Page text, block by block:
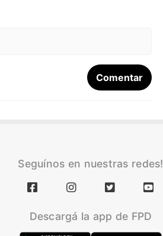
Seguínos en nuestras redes!
Descargá la app de FPD